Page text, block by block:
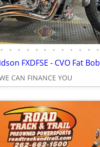
• • • • • • • • • • • •
FXDFSE - CVO Fat Bob
CAN FINANCE YOU